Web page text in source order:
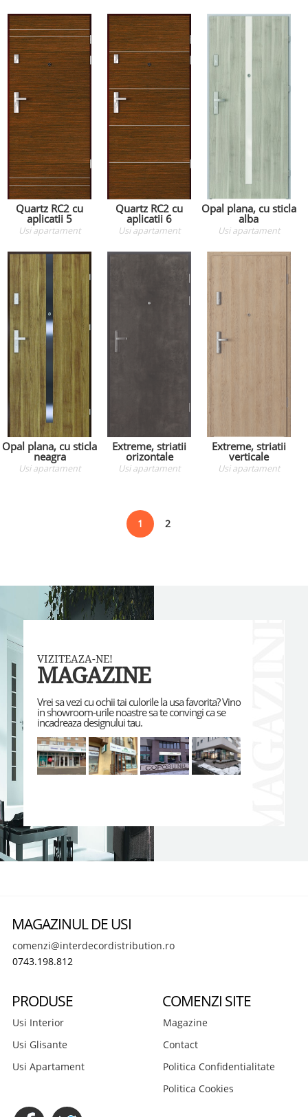
Quartz RC2 cu
aplicatii 5
Usi apartament
Quartz RC2 cu
aplicatii 6
Usi apartament
Opal plana, cu sticla
alba
Usi apartament
Opal plana, cu sticla
neagra
Usi apartament
Extreme, striatii
orizontale
Usi apartament
Extreme, striatii
verticale
Usi apartament
1 2
VIZITEAZA-NE!
MAGAZINE
Vrei sa vezi cu ochii tai culorile la usa favorita? Vino
in showroom-urile noastre sa te convingi ca se
incadreaza designului tau.
MAGAZINUL DE USI
comenzi@interdecordistribution.ro
0743.198.812
PRODUSE
Usi Interior
Usi Glisante
Usi Apartament
COMENZI SITE
Magazine
Contact
Politica Confidentialitate
Politica Cookies